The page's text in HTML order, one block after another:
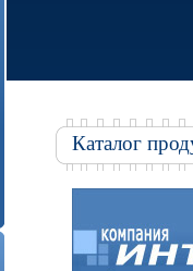
Каталог